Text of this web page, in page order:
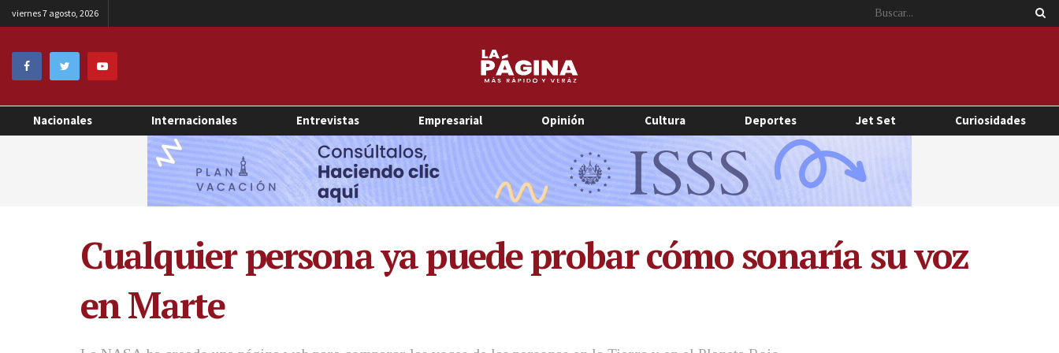
viernes 7 agosto, 2026
Nacionales Internacionales Entrevistas Empresarial Opinión Cultura Deportes Jet Set Curiosidades
Cualquier persona ya puede probar cómo sonaría su voz
en Marte